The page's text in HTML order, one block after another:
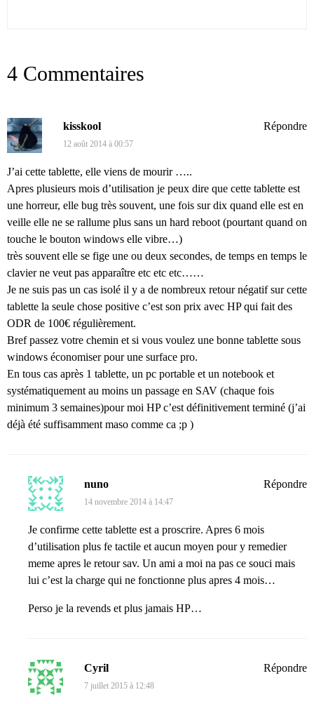
4 Commentaires
kisskool
12 août 2014 à 00:57
J’ai cette tablette, elle viens de mourir …..
Apres plusieurs mois d’utilisation je peux dire que cette tablette est
une horreur, elle bug très souvent, une fois sur dix quand elle est en
veille elle ne se rallume plus sans un hard reboot (pourtant quand on
touche le bouton windows elle vibre…)
très souvent elle se fige une ou deux secondes, de temps en temps le
clavier ne veut pas apparaître etc etc etc……
Je ne suis pas un cas isolé il y a de nombreux retour négatif sur cette
tablette la seule chose positive c’est son prix avec HP qui fait des
ODR de 100€ régulièrement.
Bref passez votre chemin et si vous voulez une bonne tablette sous
windows économiser pour une surface pro.
En tous cas après 1 tablette, un pc portable et un notebook et
systématiquement au moins un passage en SAV (chaque fois
minimum 3 semaines)pour moi HP c’est définitivement terminé (j’ai
déjà été suffisamment maso comme ca ;p )
Répondre
nuno
14 novembre 2014 à 14:47
Je confirme cette tablette est a proscrire. Apres 6 mois
d’utilisation plus fe tactile et aucun moyen pour y remedier
meme apres le retour sav. Un ami a moi na pas ce souci mais
lui c’est la charge qui ne fonctionne plus apres 4 mois…
Perso je la revends et plus jamais HP…
Répondre
Cyril
7 juillet 2015 à 12:48
Répondre